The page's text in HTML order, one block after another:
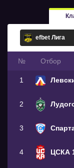
№ Oтбор
1
2
3
4 ЦСКА